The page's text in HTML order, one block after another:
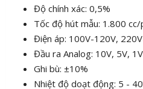
Độ chính xác: 0,5%
Tốc độ hút mẫu: 1.800
Điện áp: 100V-120V,
Đầu ra Analog: 10V, 5V,
Ghi bù: ±10%
Nhiệt độ doạt động: 5 -